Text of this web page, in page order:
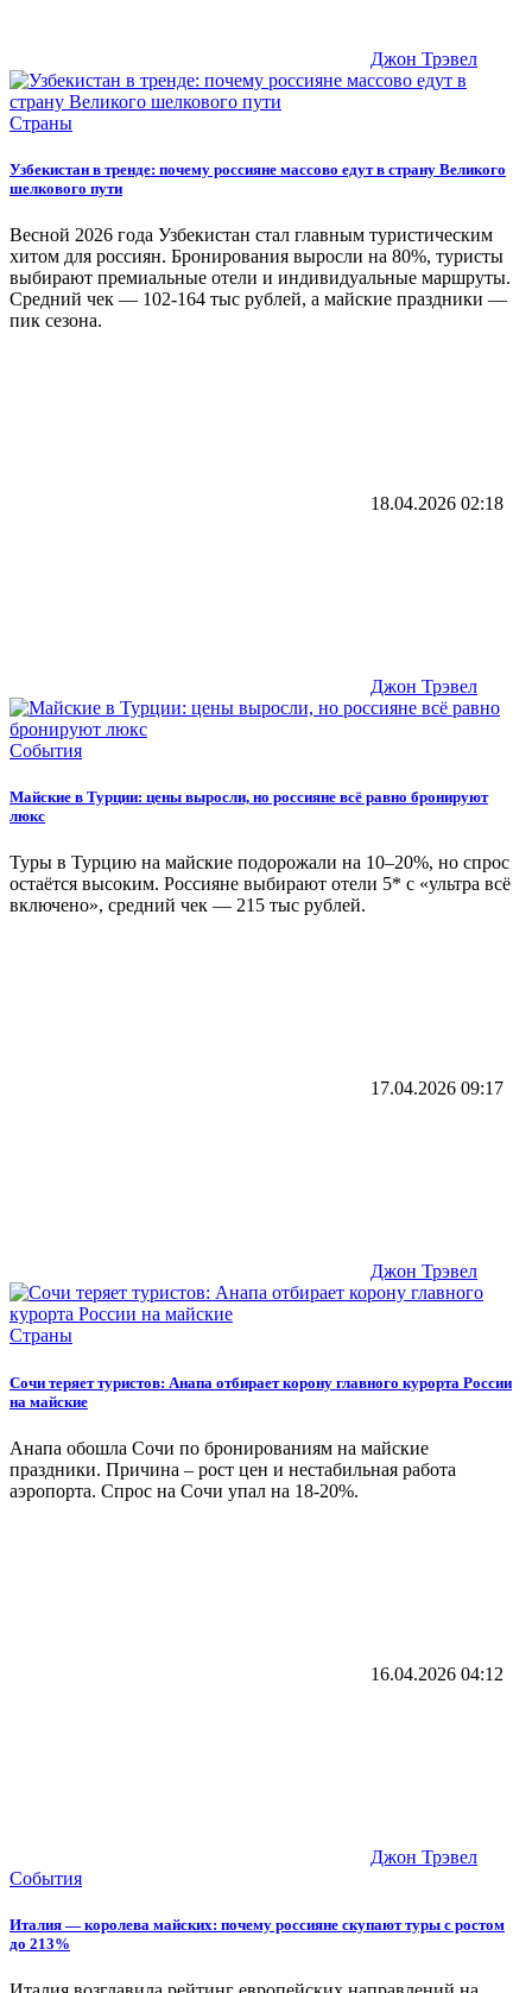
Джон Трэвел
Страны
Узбекистан в тренде: почему россияне массово едут в страну Великого
шелкового пути
Весной 2026 года Узбекистан стал главным туристическим
хитом для россиян. Бронирования выросли на 80%, туристы
выбирают премиальные отели и индивидуальные маршруты.
Средний чек — 102-164 тыс рублей, а майские праздники —
пик сезона.
18.04.2026 02:18
Джон Трэвел
События
Майские в Турции: цены выросли, но россияне всё равно бронируют
люкс
Туры в Турцию на майские подорожали на 10–20%, но спрос
остаётся высоким. Россияне выбирают отели 5* с «ультра всё
включено», средний чек — 215 тыс рублей.
17.04.2026 09:17
Джон Трэвел
Страны
Сочи теряет туристов: Анапа отбирает корону главного курорта России
на майские
Анапа обошла Сочи по бронированиям на майские
праздники. Причина – рост цен и нестабильная работа
аэропорта. Спрос на Сочи упал на 18-20%.
16.04.2026 04:12
Джон Трэвел
События
Италия — королева майских: почему россияне скупают туры с ростом
до 213%